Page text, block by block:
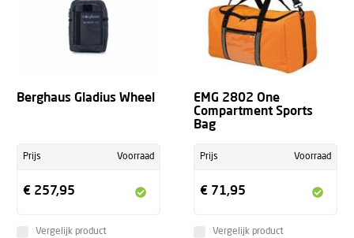
Berghaus Gladius Wheel
Prijs Voorraad
€ 257,95
Vergelijk product
EMG 2802 One
Compartment Sports
Bag
Prijs Voorraad
€ 71,95
Vergelijk product